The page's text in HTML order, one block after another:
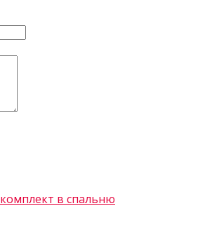
комплект в спальню